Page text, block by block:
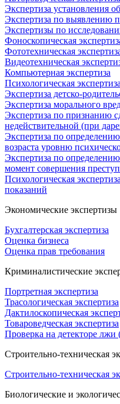
Экспертиза установления
Экспертиза по выявлению
Экспертизы по
Фоноскопическая
Фототехническая
Видеотехническая
Компьютерная экспертиза
Психологическая экспертиза
Экспертиза детско-
Экспертиза морального
Экспертиза по признанию
недействительной (при
Экспертиза по
возраста уровню
Экспертиза по
момент совершения
Психологическая
показаний
Экономические экспертизы
Бухгалтерская экспертиза
Оценка бизнеса
Оценка прав требования
Криминалистические
Портретная экспертиза
Трасологическая экспертиза
Дактилоскопическая
Товароведческая экспертиза
Проверка на детекторе лжи
Строительно-техническая
Строительно-техническая
Биологические и